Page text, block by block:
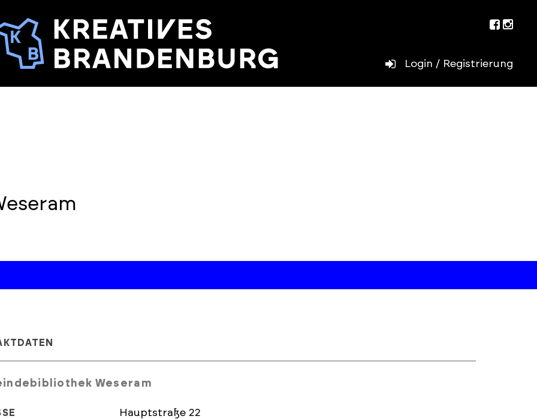
Login / Registrierung
Weseram
Hauptstraße 22